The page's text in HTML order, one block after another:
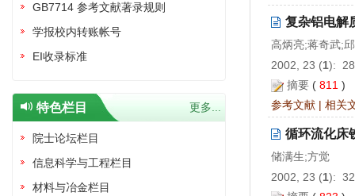
复杂铝电解
高炳亮;蒋奇武;
2002, 23 (1):
摘要 ( 811 )
参考文献 | 相关
循环流化床
储满生;方觉
2002, 23 (1):
GB7714 参考文献著录规则
学报校内转账帐号
EI收录标准
特色栏目 更多...
院士论坛栏目
信息科学与工程栏目
材料与冶金栏目